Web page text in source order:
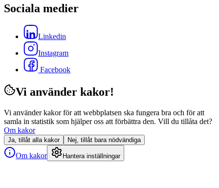
Sociala medier
Linkedin
Instagram
Facebook
Vi använder kakor!
Vi använder kakor för att webbplatsen ska fungera bra och för att
samla in statistik som hjälper oss att förbättra den. Vill du tillåta det?
Om kakor
Ja, tillåt alla kakor Nej, tillåt bara nödvändiga
Om kakor Hantera inställningar